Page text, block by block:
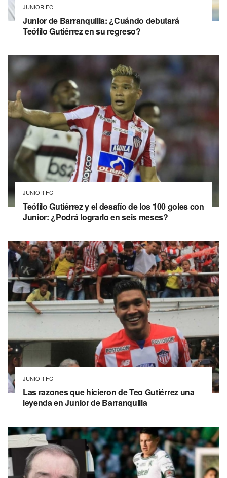
JUNIOR FC
Junior de Barranquilla: ¿Cuándo debutará
Teófilo Gutiérrez en su regreso?
JUNIOR FC
Teófilo Gutiérrez y el desafío de los 100 goles con
Junior: ¿Podrá lograrlo en seis meses?
JUNIOR FC
Las razones que hicieron de Teo Gutiérrez una
leyenda en Junior de Barranquilla